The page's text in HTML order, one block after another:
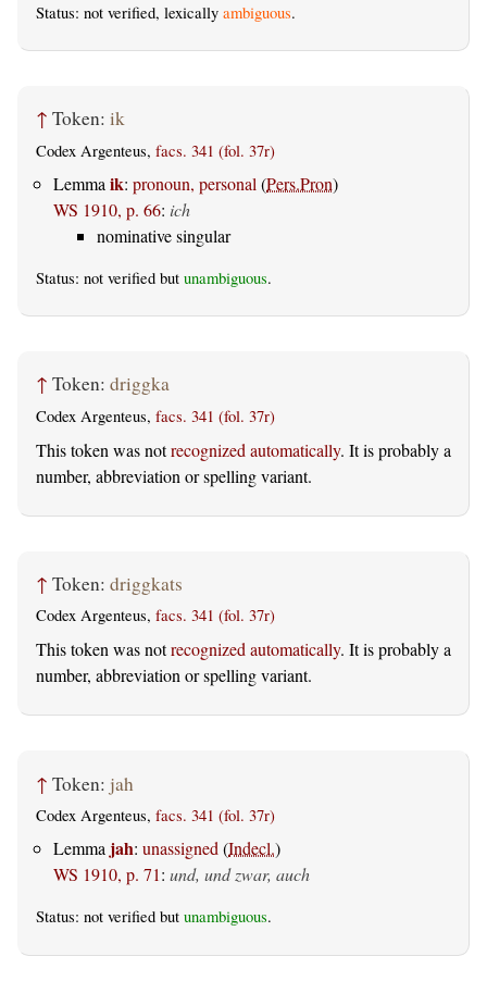
Status: not verified, lexically ambiguous.
↑ Token: ik
Codex Argenteus, facs. 341 (fol. 37r)
Lemma ik: pronoun, personal (Pers.Pron)
WS 1910, p. 66: ich
nominative singular
Status: not verified but unambiguous.
↑ Token: driggka
Codex Argenteus, facs. 341 (fol. 37r)
This token was notrecognized automatically. It is probably a
number, abbreviation or spelling variant.
↑ Token: driggkats
Codex Argenteus, facs. 341 (fol. 37r)
This token was notrecognized automatically. It is probably a
number, abbreviation or spelling variant.
↑ Token: jah
Codex Argenteus, facs. 341 (fol. 37r)
Lemma jah: unassigned(Indecl.)
WS 1910, p. 71: und, und zwar, auch
Status: not verified but unambiguous.